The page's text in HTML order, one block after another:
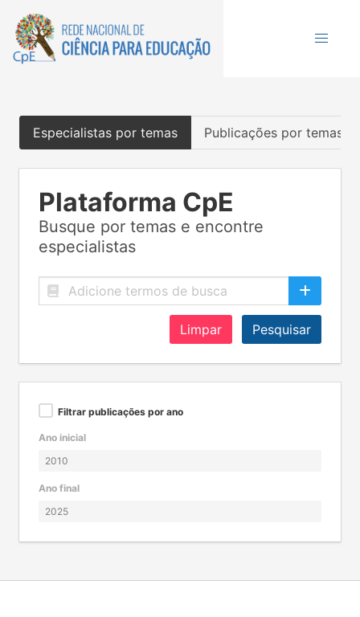
Especialistas por temas Publicações por temas
Plataforma CpE
Busque por temas e encontre
especialistas
Limpar Pesquisar
Filtrar publicações por ano
Ano inicial
Ano final